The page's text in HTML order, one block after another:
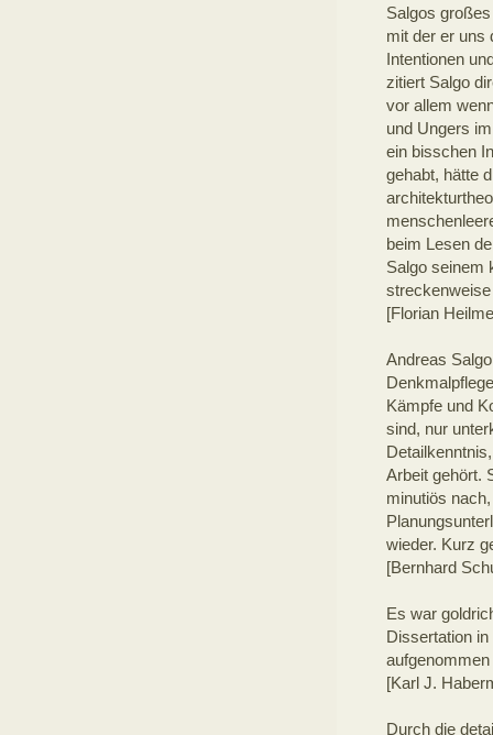
Salgos
mit der er uns
Intentionen
zitiert Salgo
vor allem
und Ungers
ein bisschen
gehabt, hätte
beim Lesen
Salgo seinem
[Florian
Andreas
Kämpfe und
sind, nur
Arbeit gehört.
minutiös
wieder. Kurz
[Bernhard
Es war
Dissertation
[Karl J.
Durch die